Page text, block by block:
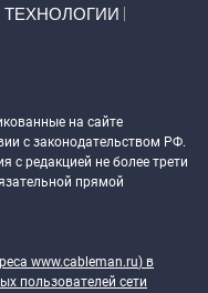
ТЕХНОЛОГИИ
на сайте
с законодательством РФ.
с редакцией не более трети
прямой
www.cableman.ru) в
пользователей сети